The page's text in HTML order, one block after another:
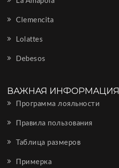
Clemencita
Lolattes
Debesos
ВАЖНАЯ ИНФОРМАЦИЯ
Программа лояльности
Правила пользования
Таблица размеров
Примерка